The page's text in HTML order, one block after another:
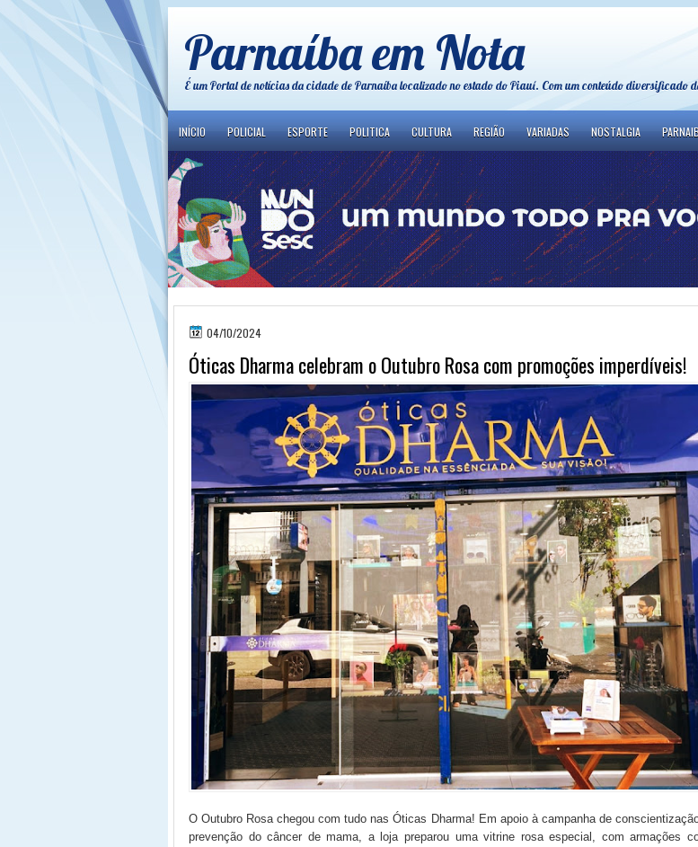
Parnaíba em Nota
É um Portal de notícias da cidade de Parnaíba localizado no estado do Piauí. Com um conteúdo diversificado
INÍCIO POLICIAL ESPORTE POLITICA CULTURA REGIÃO VARIADAS NOSTALGIA
04/10/2024
Óticas Dharma celebram o Outubro Rosa com promoções imperdíveis!
O Outubro Rosa chegou com tudo nas Óticas Dharma! Em apoio à campanha de
prevenção do câncer de mama, a loja preparou uma vitrine rosa especial, com armações